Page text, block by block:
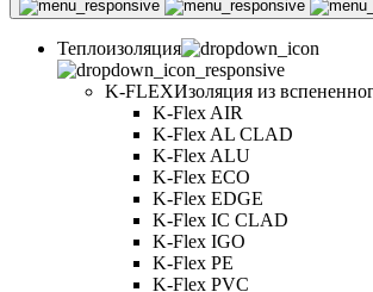
Теплоизоляция
K-FLEXИзоляция из
K-Flex AIR
K-Flex AL CLAD
K-Flex ALU
K-Flex ECO
K-Flex EDGE
K-Flex IC CLAD
K-Flex IGO
K-Flex PE
K-Flex PVC